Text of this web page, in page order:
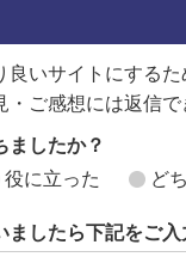
いサイトにする
ご感想には返信で
ましたか？
役に立った ど
したら下記をご入